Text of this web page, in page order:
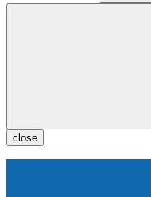
close